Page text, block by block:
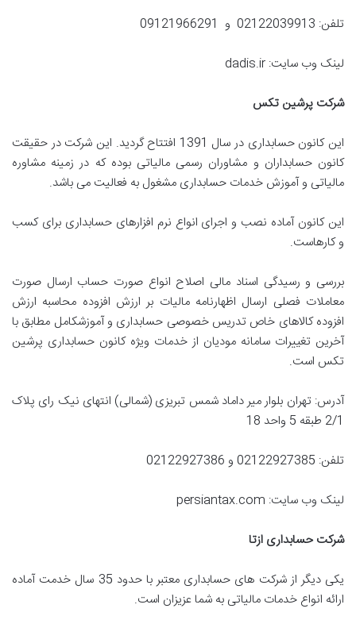
تلفن: 02122039913 و 09121966291
لینک وب سایت: dadis.ir
شرکت پرشین تکس
این کانون حسابداری در سال 1391 افتتاح گردید. این شرکت در حقیقت
کانون حسابداران و مشاوران رسمی مالیاتی بوده که در زمینه مشاوره
مالیاتی و آموزش خدمات حسابداری مشغول به فعالیت می باشد.
این کانون آماده نصب و اجرای انواع نرم افزارهای حسابداری برای کسب
و کارهاست.
بررسی و رسیدگی اسناد مالی اصلاح انواع صورت حساب ارسال صورت
معاملات فصلی ارسال اظهارنامه مالیات بر ارزش افزوده محاسبه ارزش
افزوده کالاهای خاص تدریس خصوصی حسابداری و آموزشکامل مطابق با
آخرین تغییرات سامانه مودیان از خدمات ویژه کانون حسابداری پرشین
تکس است.
آدرس: تهران بلوار میر داماد شمس تبریزی (شمالی) انتهای نیک رای پلاک
2/1 طبقه 5 واحد 18
تلفن: 02122927385 و 02122927386
لینک وب سایت: persiantax.com
شرکت حسابداری ازتا
یکی دیگر از شرکت های حسابداری معتبر با حدود 35 سال خدمت آماده
ارائه انواع خدمات مالیاتی به شما عزیزان است.